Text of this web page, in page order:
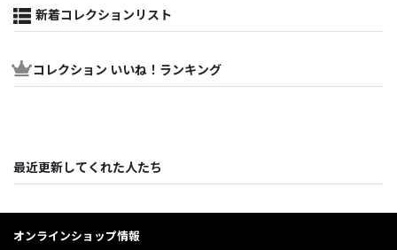
新着コレクションリスト
コレクション いいね！ランキング
最近更新してくれた人たち
オンラインショップ情報